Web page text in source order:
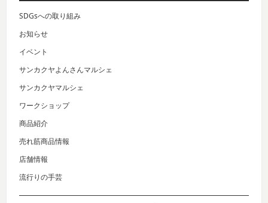
SDGsへの取り組み
お知らせ
イベント
サンカクヤよんさんマルシェ
サンカクヤマルシェ
ワークショップ
商品紹介
売れ筋商品情報
店舗情報
流行りの手芸